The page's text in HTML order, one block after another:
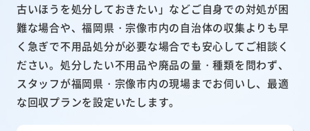
古いほうを処分しておきたい」などご自身での対処が困
難な場合や、福岡県・宗像市内の自治体の収集よりも早
く急ぎで不用品処分が必要な場合でも安心してご相談く
ださい。処分したい不用品や廃品の量・種類を問わず、
スタッフが福岡県・宗像市内の現場までお伺いし、最適
な回収プランを設定いたします。